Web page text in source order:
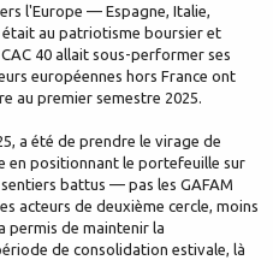
l'Europe — Espagne, Italie,
était au patriotisme boursier et
40 allait sous-performer ses
européennes hors France ont
au premier semestre 2025.
a été de prendre le virage de
en positionnant le portefeuille sur
battus — pas les GAFAM
acteurs de deuxième cercle, moins
permis de maintenir la
de consolidation estivale, là